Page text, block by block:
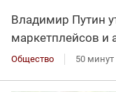
Владимир Путин
маркетплейсов и
Общество 50 минут